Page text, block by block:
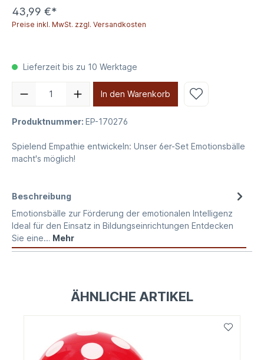
43,99 €*
Preise inkl. MwSt. zzgl. Versandkosten
Lieferzeit bis zu 10 Werktage
In den Warenkorb
Produktnummer: EP-170276
Spielend Empathie entwickeln: Unser 6er-Set Emotionsbälle
macht's möglich!
Beschreibung
Emotionsbälle zur Förderung der emotionalen Intelligenz
Ideal für den Einsatz in Bildungseinrichtungen Entdecken
Sie eine… Mehr
ÄHNLICHE ARTIKEL